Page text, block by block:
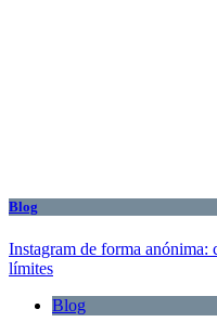
Blog
Instagram de forma anónima:
límites
Blog